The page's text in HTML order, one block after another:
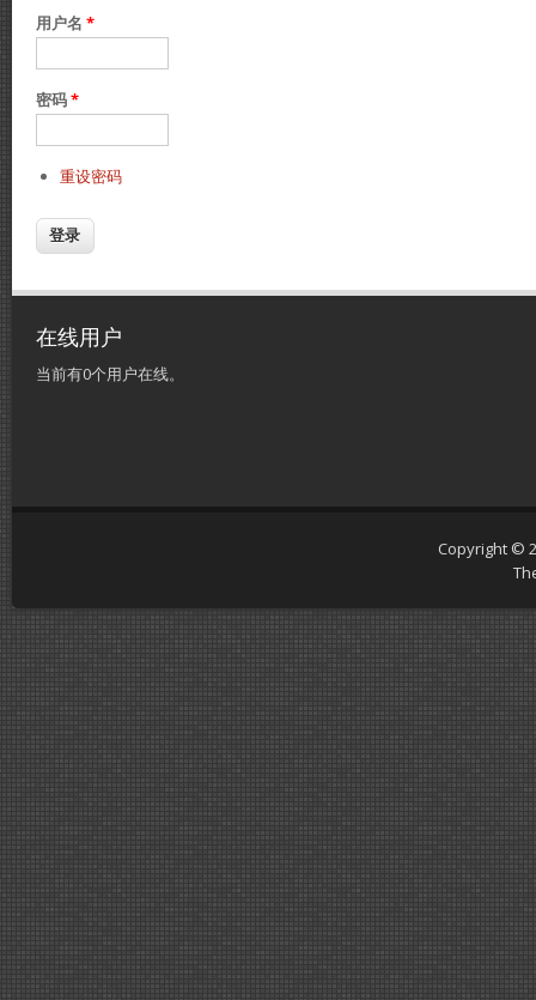
用户名 *
密码*
重设密码
在线用户
当前有0个用户在线。
Copyright ©